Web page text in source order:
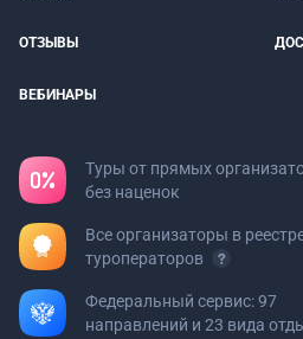
ОТЗЫВЫ
ВЕБИНАРЫ
Туры от прямых
без наценок
Все организаторы в
туроператоров
Федеральный сервис: 97
направлений и 23 вида